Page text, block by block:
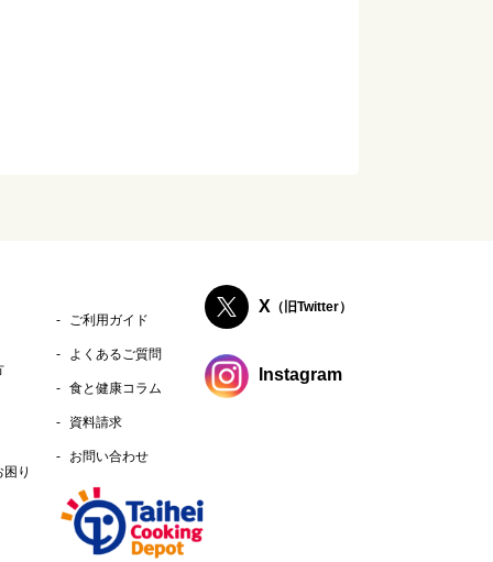
り
ご利用ガイド
よくあるご質問
食と健康コラム
資料請求
お問い合わせ
X （旧Twitter）
Instagram